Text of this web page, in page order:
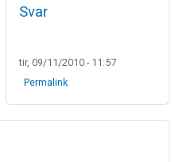
Svar
tir, 09/11/2010 - 11:57
Permalink